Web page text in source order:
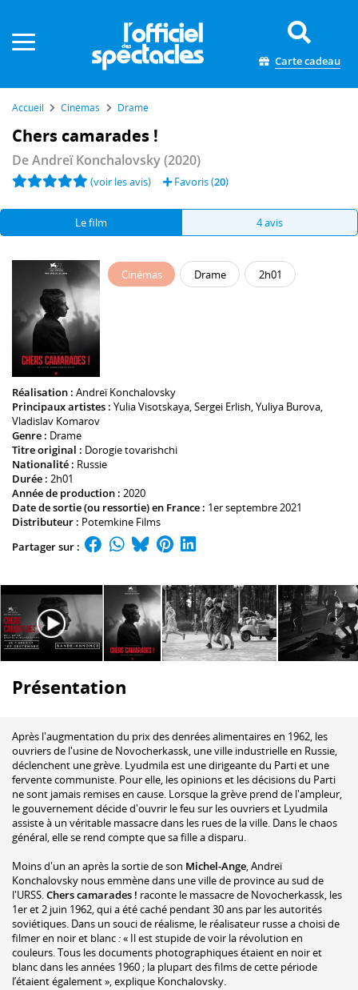
Carte cadeau
Accueil Cinémas Drame
Chers camarades !
DeAndreï Konchalovsky(2020)
(voir les avis) Favoris (20)
Le film 4 avis
Cinémas Drame 2h01
Réalisation : Andreï Konchalovsky
Principaux artistes : Yulia Visotskaya,Sergei Erlish,Yuliya Burova,
Vladislav Komarov
Genre : Drame
Titre original : Dorogie tovarishchi
Nationalité : Russie
Durée : 2h01
Année de production : 2020
Date de sortie (ou ressortie) en France : 1er septembre 2021
Distributeur : Potemkine Films
Partager sur :
Présentation
Après l'augmentation du prix des denrées alimentaires en 1962, les
ouvriers de l'usine de Novocherkassk, une ville industrielle en Russie,
déclenchent une grève. Lyudmila est une dirigeante du Parti et une
fervente communiste. Pour elle, les opinions et les décisions du Parti
ne sont jamais remises en cause. Lorsque la grève prend de l'ampleur,
le gouvernement décide d'ouvrir le feu sur les ouvriers et Lyudmila
assiste à un véritable massacre dans les rues de la ville. Dans le chaos
général, elle se rend compte que sa fille a disparu.
Moins d'un an après la sortie de son Michel-Ange, Andreï
Konchalovsky nous emmène dans une ville de province au sud de
l'URSS.Chers camarades ! raconte le massacre de Novocherkassk, les
1er et 2 juin 1962, qui a été caché pendant 30 ans par les autorités
soviétiques. Dans un souci de réalisme, le réalisateur russe a choisi de
filmer en noir et blanc:« Il est stupide de voir la révolution en
couleurs. Tous les documents photographiques étaient en noir et
blanc dans les années 1960 ; la plupart des films de cette période
l’étaient également », explique Konchalovsky.